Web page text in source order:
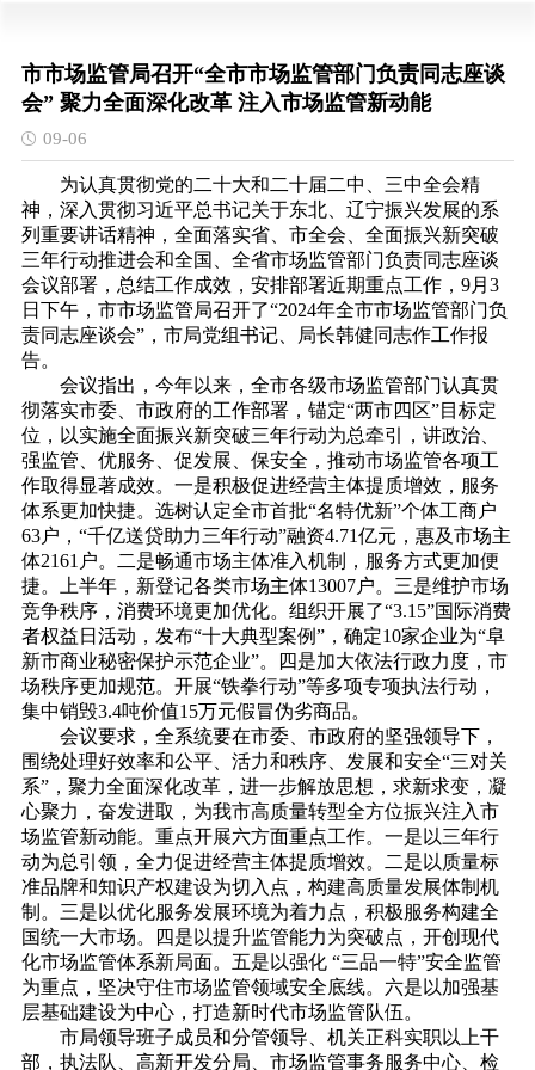
市市场监管局召开“全市市场监管部门负责同志座谈
会” 聚力全面深化改革 注入市场监管新动能
09-06
为认真贯彻党的二十大和二十届二中、三中全会精
神，深入贯彻习近平总书记关于东北、辽宁振兴发展的系
列重要讲话精神，全面落实省、市全会、全面振兴新突破
三年行动推进会和全国、全省市场监管部门负责同志座谈
会议部署，总结工作成效，安排部署近期重点工作，9月3
日下午，市市场监管局召开了“2024年全市市场监管部门负
责同志座谈会”，市局党组书记、局长韩健同志作工作报
告。
会议指出，今年以来，全市各级市场监管部门认真贯
彻落实市委、市政府的工作部署，锚定“两市四区”目标定
位，以实施全面振兴新突破三年行动为总牵引，讲政治、
强监管、优服务、促发展、保安全，推动市场监管各项工
作取得显著成效。一是积极促进经营主体提质增效，服务
体系更加快捷。选树认定全市首批“名特优新”个体工商户
63户，“千亿送贷助力三年行动”融资4.71亿元，惠及市场主
体2161户。二是畅通市场主体准入机制，服务方式更加便
捷。上半年，新登记各类市场主体13007户。三是维护市场
竞争秩序，消费环境更加优化。组织开展了“3.15”国际消费
者权益日活动，发布“十大典型案例”，确定10家企业为“阜
新市商业秘密保护示范企业”。四是加大依法行政力度，市
场秩序更加规范。开展“铁拳行动”等多项专项执法行动，
集中销毁3.4吨价值15万元假冒伪劣商品。
会议要求，全系统要在市委、市政府的坚强领导下，
围绕处理好效率和公平、活力和秩序、发展和安全“三对关
系”，聚力全面深化改革，进一步解放思想，求新求变，凝
心聚力，奋发进取，为我市高质量转型全方位振兴注入市
场监管新动能。重点开展六方面重点工作。一是以三年行
动为总引领，全力促进经营主体提质增效。二是以质量标
准品牌和知识产权建设为切入点，构建高质量发展体制机
制。三是以优化服务发展环境为着力点，积极服务构建全
国统一大市场。四是以提升监管能力为突破点，开创现代
化市场监管体系新局面。五是以强化 “三品一特”安全监管
为重点，坚决守住市场监管领域安全底线。六是以加强基
层基础建设为中心，打造新时代市场监管队伍。
市局领导班子成员和分管领导、机关正科实职以上干
部，执法队、高新开发分局、市场监管事务服务中心、检